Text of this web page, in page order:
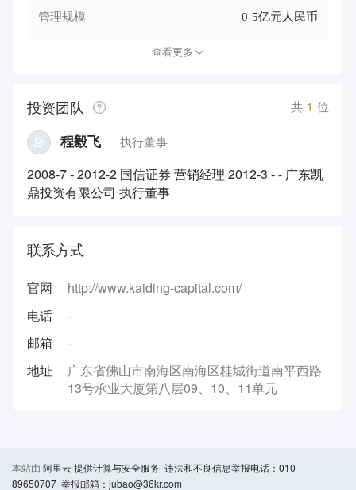
管理规模 0-5亿元人民币
查看更多
投资团队 共 1 位
程毅飞 执行董事
2008-7 - 2012-2 国信证券 营销经理 2012-3 - - 广东凯
鼎投资有限公司 执行董事
联系方式
官网
http://www.kaiding-capital.com/
电话
-
邮箱
-
地址
广东省佛山市南海区南海区桂城街道南平西路
13号承业大厦第八层09、10、11单元
本站由 阿里云 提供计算与安全服务 违法和不良信息举报电话：010-
89650707 举报邮箱：jubao@36kr.com